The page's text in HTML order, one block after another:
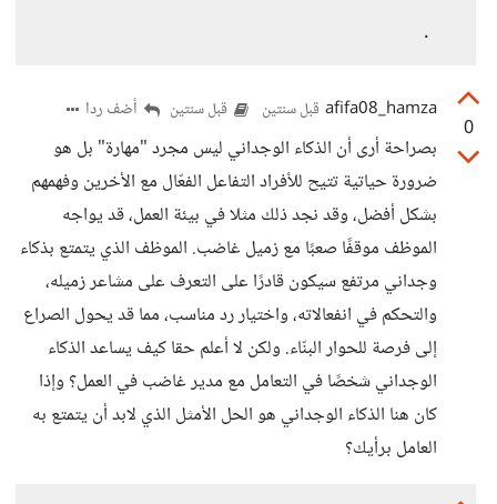
.
0
afifa08_hamza قبل سنتين قبل سنتين أضف ردا
بصراحة أرى أن الذكاء الوجداني ليس مجرد "مهارة" بل هو
ضرورة حياتية تتيح للأفراد التفاعل الفعّال مع الأخرين وفهمهم
بشكل أفضل، وقد نجد ذلك مثلا في بيئة العمل، قد يواجه
الموظف موقفًا صعبًا مع زميل غاضب. الموظف الذي يتمتع بذكاء
وجداني مرتفع سيكون قادرًا على التعرف على مشاعر زميله،
والتحكم في انفعالاته، واختيار رد مناسب، مما قد يحول الصراع
إلى فرصة للحوار البنّاء. ولكن لا أعلم حقا كيف يساعد الذكاء
الوجداني شخصًا في التعامل مع مدير غاضب في العمل؟ وإذا
كان هنا الذكاء الوجداني هو الحل الأمثل الذي لابد أن يتمتع به
العامل برأيك؟